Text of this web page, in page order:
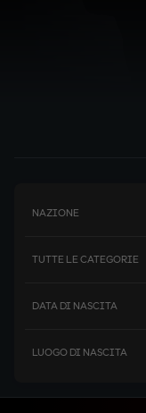
NAZIONE
TUTTE LE CATEGORIE
DATA DI NASCITA
LUOGO DI NASCITA